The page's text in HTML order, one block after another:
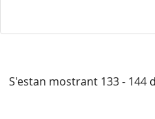
S'estan mostrant 133 - 144